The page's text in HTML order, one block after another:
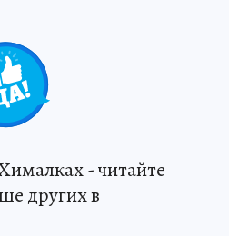
- читайте
других в